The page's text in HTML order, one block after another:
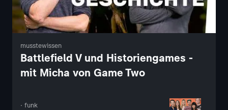
musstewissen
Battlefield V und Historiengames -
mit Micha von Game Two
· funk